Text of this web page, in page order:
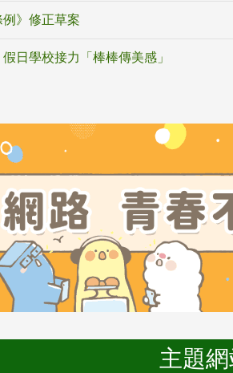
例》修正草案
日學校接力「棒棒傳美感」
主題